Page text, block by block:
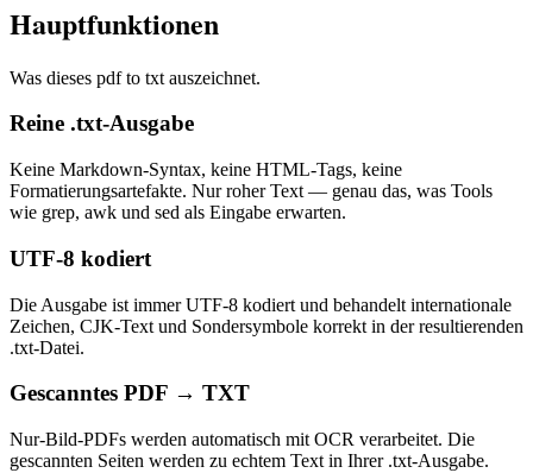
Hauptfunktionen
Was dieses pdf to txt auszeichnet.
Reine .txt-Ausgabe
Keine Markdown-Syntax, keine HTML-Tags, keine
Formatierungsartefakte. Nur roher Text — genau das, was Tools
wie grep, awk und sed als Eingabe erwarten.
UTF-8 kodiert
Die Ausgabe ist immer UTF-8 kodiert und behandelt internationale
Zeichen, CJK-Text und Sondersymbole korrekt in der resultierenden
.txt-Datei.
Gescanntes PDF → TXT
Nur-Bild-PDFs werden automatisch mit OCR verarbeitet. Die
gescannten Seiten werden zu echtem Text in Ihrer .txt-Ausgabe.